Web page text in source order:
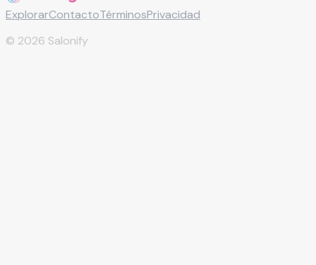
ExplorarContactoTérminosPrivacidad
© 2026 Salonify